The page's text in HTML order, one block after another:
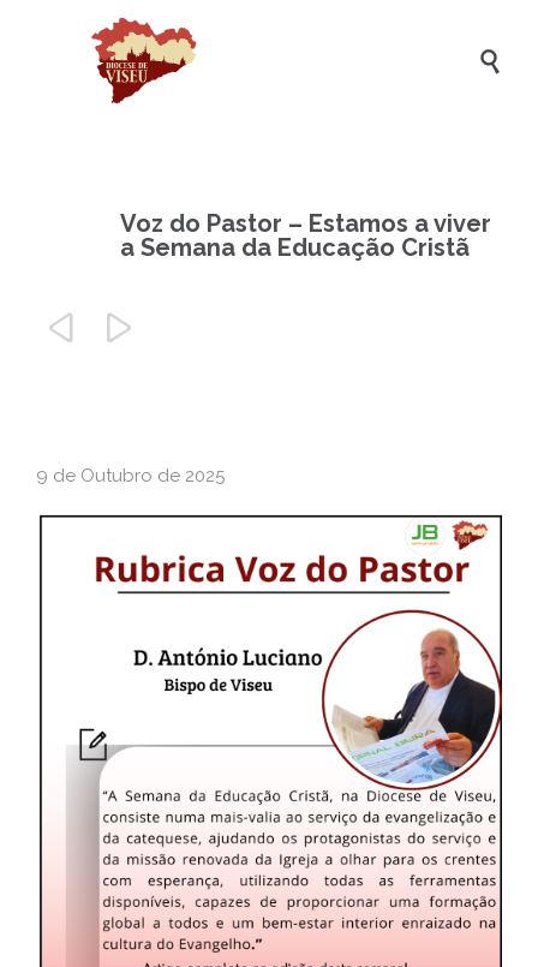

Voz do Pastor – Estamos a viver
a Semana da Educação Cristã
 
9 de Outubro de 2025